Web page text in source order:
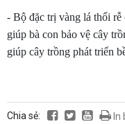
- Bộ đặc trị vàng lá thối
giúp bà con bảo vệ cây
giúp cây trồng phát triển
Chia sẻ: In